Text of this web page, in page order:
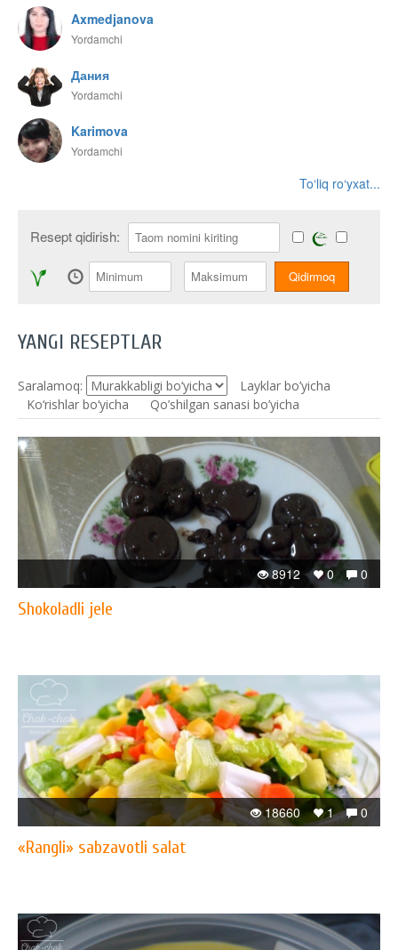
Axmedjanova
Yordamchi
Дания
Yordamchi
Karimova
Yordamchi
To‘liq ro‘yxat...
Resept qidirish:
YANGI RESEPTLAR
Saralamoq:
Layklar bo’yicha
Ko‘rishlar bo‘yicha
Qo’shilgan sanasi bo’yicha
0
0
8912
Shokoladli jele
0
1
18660
«Rangli» sabzavotli salat